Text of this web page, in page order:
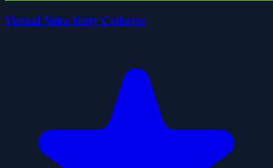
Virtual Neko Kitty Collector